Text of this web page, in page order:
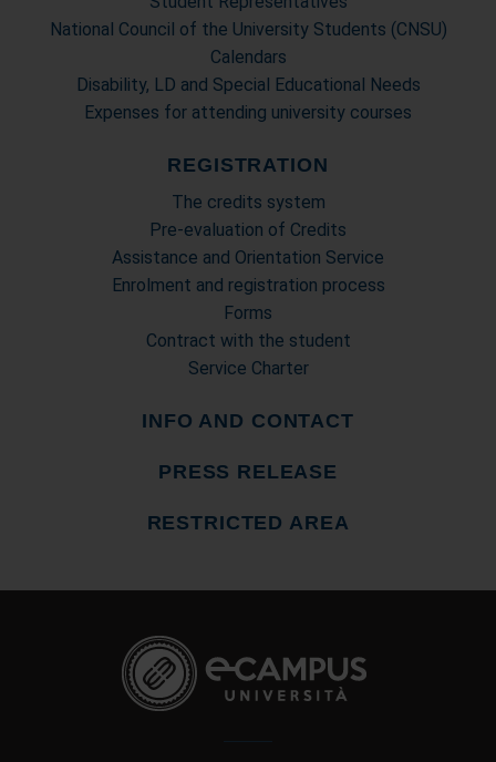
National Council of the University Students (CNSU)
Calendars
Disability, LD and Special Educational Needs
Expenses for attending university courses
REGISTRATION
The credits system
Pre-evaluation of Credits
Assistance and Orientation Service
Enrolment and registration process
Forms
Contract with the student
Service Charter
INFO AND CONTACT
PRESS RELEASE
RESTRICTED AREA